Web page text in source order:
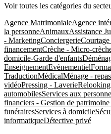
Voir toutes les catégories du
Agence MatrimonialeAgence
la personneAnimauxAssistance
- MarketingConciergerieCourtage
financementCrèche - Micro-
domicile-Garde d'enfants
EnseignementEvènementiel
TraductionMédicalMénage -
vidéoPressing - Laverie
automobilesServices aux
financiers - Gestion de
funérairesServices à domicile
informatiqueDétective privé